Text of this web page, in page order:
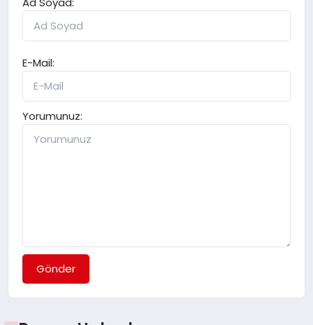
E-Mail:
Yorumunuz:
Gönder